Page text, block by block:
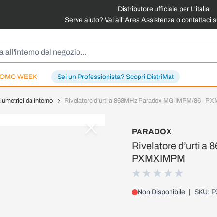
Distributore ufficiale per L'italia
Serve aiuto? Vai all' Area Assistenza o contattaci
WEEK Sei un Professionista? Scopri DistriMat
da interno Rivelatore d’urti a 868MHz Paradox MG-IMPM/86 -
PARADOX
Rivelatore d’urti a
PXMXIMPM
Non Disponibile SKU: